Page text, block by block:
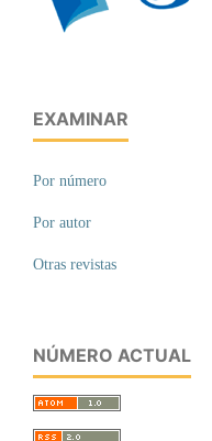
EXAMINAR
Por número
Por autor
Otras revistas
NÚMERO ACTUAL